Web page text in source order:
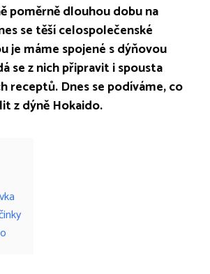
poměrně dlouhou dobu na
se těší celospolečenské
je máme spojené s dýňovou
se z nich připravit i spousta
receptů. Dnes se podíváme, co
z dýně Hokaido.